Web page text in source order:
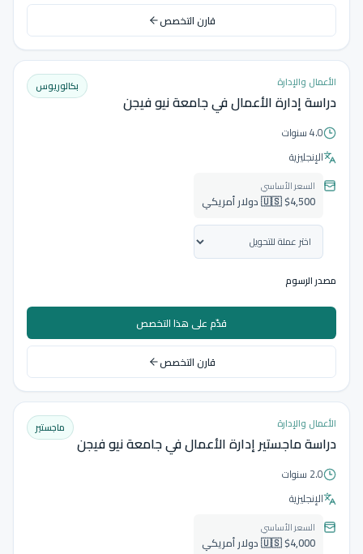
قارن التخصص
الأعمال والإدارة
دراسة إدارة الأعمال في جامعة نيو فيجن
بكالوريوس
4.0 سنوات
الإنجليزية
السعر الأساسي
🇺🇸 $4,500 دولار أمريكي
مصدر الرسوم
قدّم على هذا التخصص
قارن التخصص
الأعمال والإدارة
دراسة ماجستير إدارة الأعمال في جامعة نيو فيجن
ماجستير
2.0 سنوات
الإنجليزية
السعر الأساسي
🇺🇸 $4,000 دولار أمريكي